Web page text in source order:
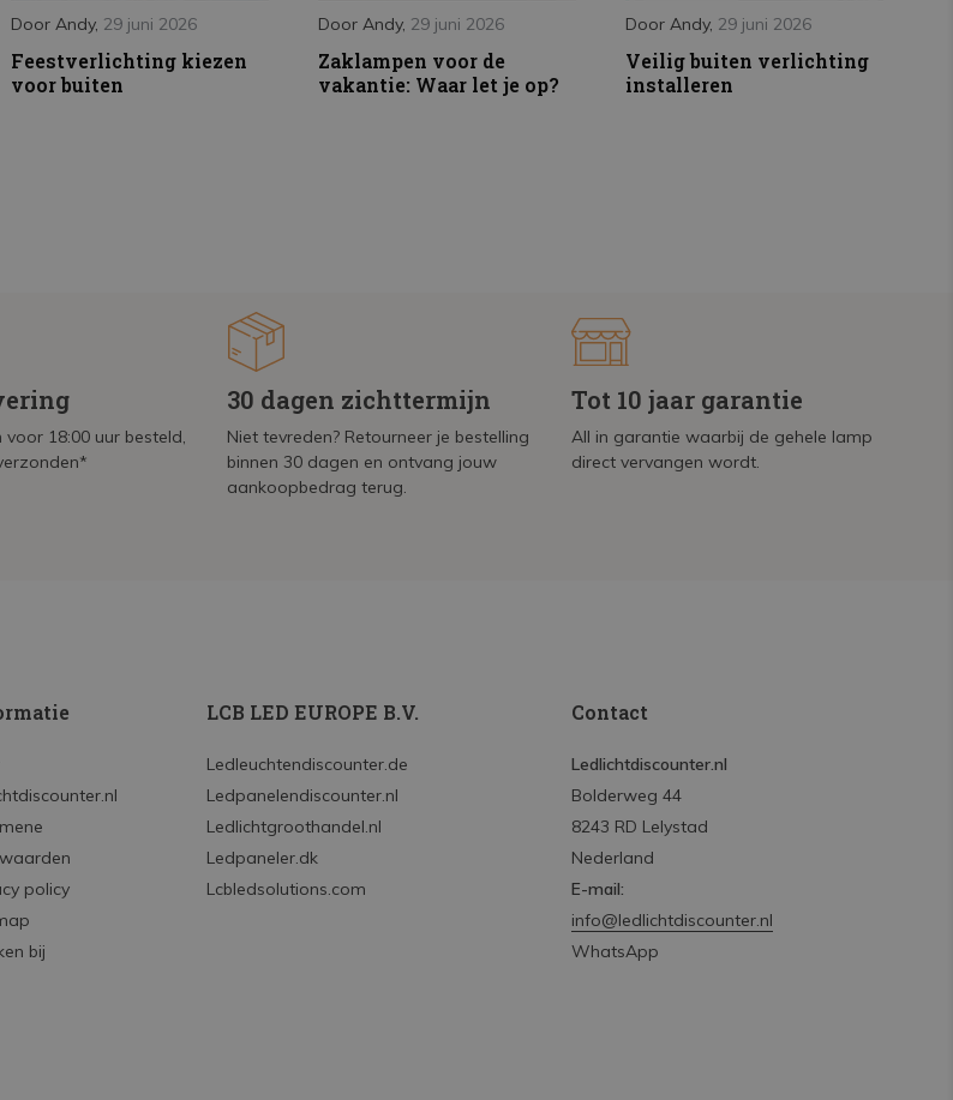
Door Andy, 29 juni 2026
Feestverlichting kiezen
voor buiten
Door Andy, 29 juni 2026
Zaklampen voor de
vakantie: Waar let je op?
Door Andy, 29 juni 2026
Veilig buiten verlichting
installeren
18:00 uur besteld,
30 dagen zichttermijn
Niet tevreden? Retourneer je bestelling
binnen 30 dagen en ontvang jouw
aankoopbedrag terug.
Tot 10 jaar garantie
All in garantie waarbij de gehele lamp
direct vervangen wordt.
policy
bij
LCB LED EUROPE B.V.
Ledleuchtendiscounter.de
Ledpanelendiscounter.nl
Ledlichtgroothandel.nl
Ledpaneler.dk
Lcbledsolutions.com
Contact
Ledlichtdiscounter.nl
Bolderweg 44
8243 RD Lelystad
Nederland
E-mail:
info@ledlichtdiscounter.nl
WhatsApp